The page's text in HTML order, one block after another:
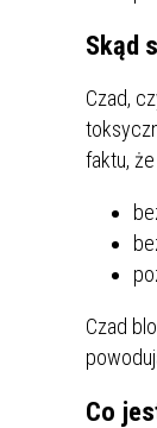
Skąd
Czad,
faktu,
Czad
Co